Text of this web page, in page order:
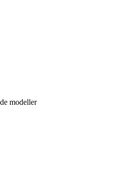
modeller